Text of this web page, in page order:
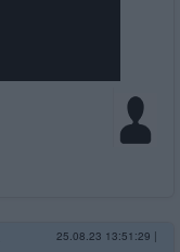
25.08.23 13:51:29 |